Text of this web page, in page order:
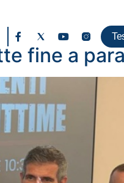
fine a